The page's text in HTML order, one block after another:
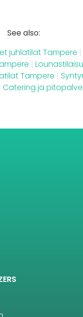
See also:
juhlatilat Tampere |
|
Tampere |
Catering ja